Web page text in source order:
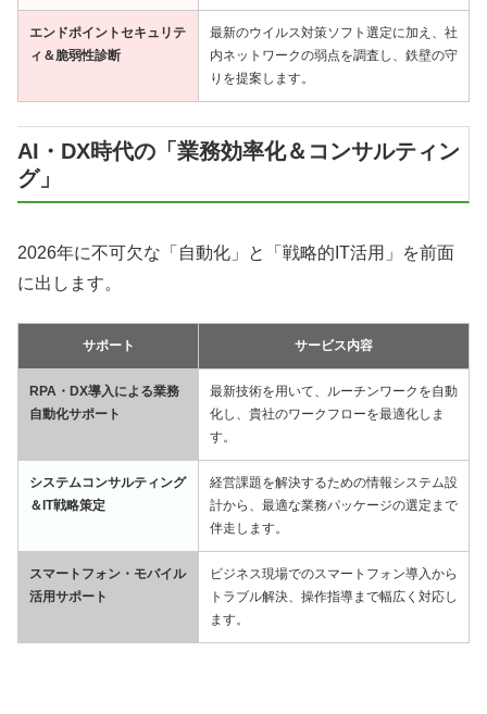
エンドポイントセキュリテ
ィ＆脆弱性診断
最新のウイルス対策ソフト選定に加え、社
内ネットワークの弱点を調査し、鉄壁の守
りを提案します。
AI・DX時代の「業務効率化＆コンサルティン
グ」
2026年に不可欠な「自動化」と「戦略的IT活用」を前面
に出します。
サポート サービス内容
RPA・DX導入による業務
自動化サポート
最新技術を用いて、ルーチンワークを自動
化し、貴社のワークフローを最適化しま
す。
システムコンサルティング
＆IT戦略策定
経営課題を解決するための情報システム設
計から、最適な業務パッケージの選定まで
伴走します。
スマートフォン・モバイル
活用サポート
ビジネス現場でのスマートフォン導入から
トラブル解決、操作指導まで幅広く対応し
ます。